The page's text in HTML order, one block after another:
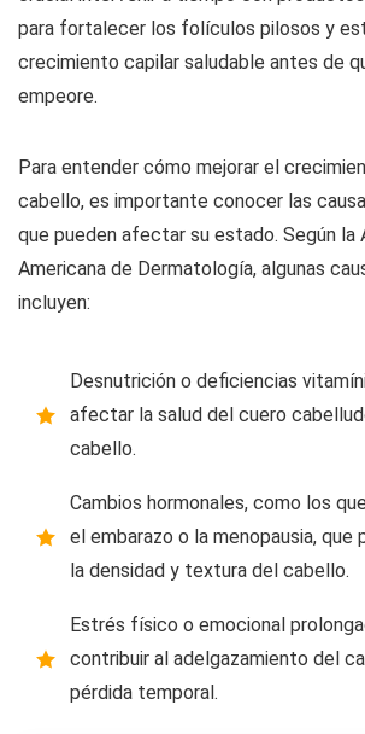
para fortalecer los folículos pilosos y
crecimiento capilar saludable antes de
empeore.
Para entender cómo mejorar el
cabello, es importante conocer las
que pueden afectar su estado. Según la
Americana de Dermatología, algunas
incluyen:
Desnutrición o deficiencias
afectar la salud del cuero
cabello.
Cambios hormonales, como los
el embarazo o la menopausia, que
la densidad y textura del cabello.
Estrés físico o emocional
contribuir al adelgazamiento del
pérdida temporal.